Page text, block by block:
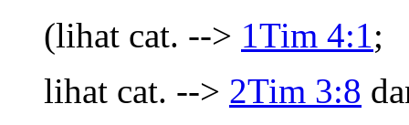
(lihat cat. --> 1Tim 4:1;
lihat cat. --> 2Tim 3:8